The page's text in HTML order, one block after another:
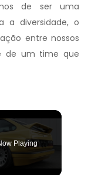
nos de ser uma
a diversidade, o
entre nossos
de um time que
Playing